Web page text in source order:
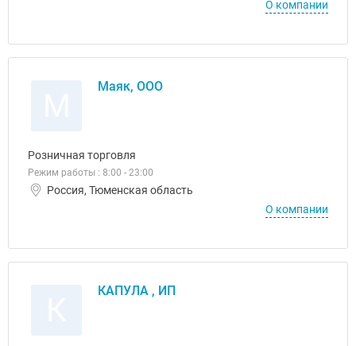
О компании
Маяк, ООО
Розничная торговля
Режим работы : 8:00 - 23:00
Россия, Тюменская область
О компании
КАПУЛА , ИП